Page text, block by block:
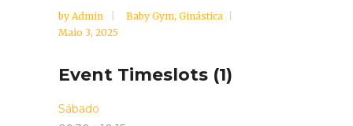
by Admin Baby Gym, Ginástica
Maio 3, 2025
Event Timeslots (1)
Sábado